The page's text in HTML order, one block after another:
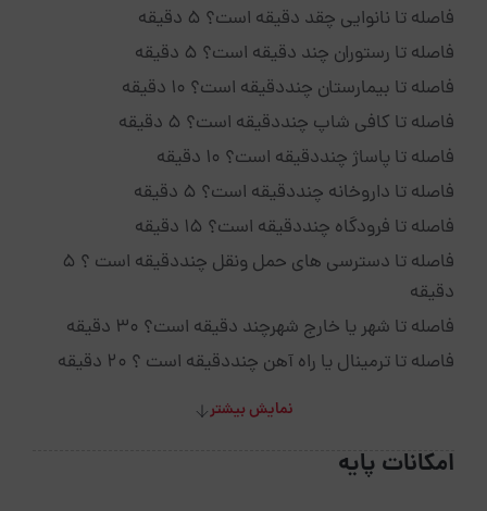
فاصله تا نانوایی چقد دقیقه است؟ 5 دقیقه
فاصله تا رستوران چند دقیقه است؟ 5 دقیقه
فاصله تا بیمارستان چنددقیقه است؟ 10 دقیقه
فاصله تا کافی شاپ چنددقیقه است؟ 5 دقیقه
فاصله تا پاساژ چنددقیقه است؟ 10 دقیقه
فاصله تا داروخانه چنددقیقه است؟ 5 دقیقه
فاصله تا فرودگاه چنددقیقه است؟ 15 دقیقه
فاصله تا دسترسی های حمل ونقل چنددقیقه است ؟ 5
دقیقه
فاصله تا شهر یا خارج شهرچند دقیقه است؟ 30 دقیقه
فاصله تا ترمینال یا راه آهن چنددقیقه است ؟ 20 دقیقه
نمایش بیشتر
امکانات پایه